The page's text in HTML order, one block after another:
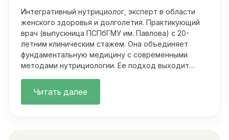
Интегративный нутрициолог, эксперт в области
женского здоровья и долголетия. Практикующий
врач (выпускница ПСПбГМУ им. Павлова) с 20-
летним клиническим стажем. Она объединяет
фундаментальную медицину с современными
методами нутрициологии. Ее подход выходит
Читать далее